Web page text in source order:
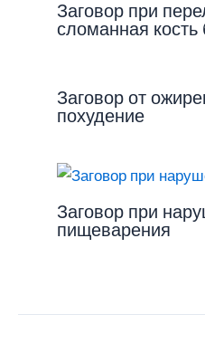
Заговор при
сломанная кость
Заговор от
похудение
Заговор при
пищеварения